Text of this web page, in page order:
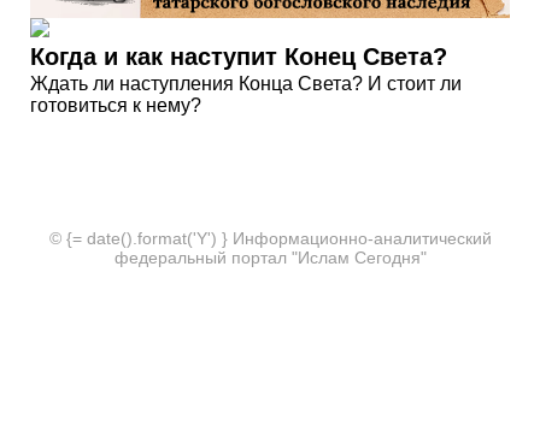
Когда и как наступит Конец Света?
Ждать ли наступления Конца Света? И стоит ли
готовиться к нему?
© {= date().format('Y') } Информационно-аналитический
федеральный портал "Ислам Сегодня"